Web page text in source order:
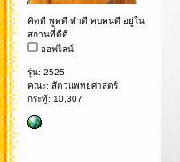
คิดดี พูดดี ทำดี คบคนดี อยู่ใน
สถานที่ดีดี
ออฟไลน์
รุ่น: 2525
คณะ: สัตวแพทยศาสตร์
กระทู้: 10,307